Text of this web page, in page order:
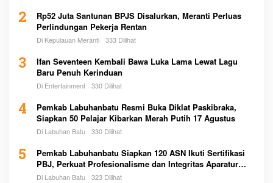
2
Rp52 Juta Santunan BPJS Disalurkan, Meranti Perluas
Perlindungan Pekerja Rentan
Di Kepulauan Meranti 333 Dilihat
3
Ifan Seventeen Kembali Bawa Luka Lama Lewat Lagu
Baru Penuh Kerinduan
Di Entertainment 330 Dilihat
4
Pemkab Labuhanbatu Resmi Buka Diklat Paskibraka,
Siapkan 50 Pelajar Kibarkan Merah Putih 17 Agustus
Di Labuhan Batu 330 Dilihat
5
Pemkab Labuhanbatu Siapkan 120 ASN Ikuti Sertifikasi
PBJ, Perkuat Profesionalisme dan Integritas Aparatur
Pemerintah
Di Labuhan Batu 323 Dilihat